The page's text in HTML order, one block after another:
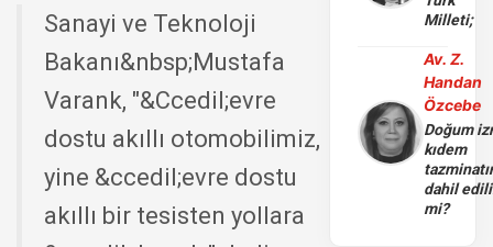
Sanayi ve Teknoloji
Bakanı&nbsp;Mustafa
Varank, "&Ccedil;evre
dostu akıllı otomobilimiz,
yine &ccedil;evre dostu
akıllı bir tesisten yollara
Milleti;
Av. Z.
Handan
Özcebe
Doğum
kıdem
dahil
mi?